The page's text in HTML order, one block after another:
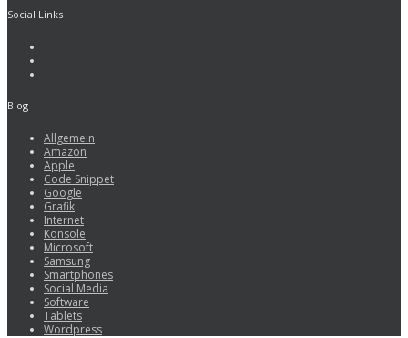
Social Links
Blog
Allgemein
Amazon
Apple
Code Snippet
Google
Grafik
Internet
Konsole
Microsoft
Samsung
Smartphones
Social Media
Software
Tablets
Wordpress